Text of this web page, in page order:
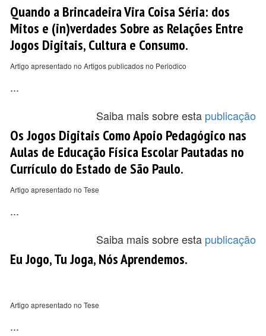
Quando a Brincadeira Vira Coisa Séria: dos
Mitos e (in)verdades Sobre as Relações Entre
Jogos Digitais, Cultura e Consumo.
Artigo apresentado no Artigos publicados no Periodico
...
Saiba mais sobre esta publicação
Os Jogos Digitais Como Apoio Pedagógico nas
Aulas de Educação Física Escolar Pautadas no
Currículo do Estado de São Paulo.
Artigo apresentado no Tese
...
Saiba mais sobre esta publicação
Eu Jogo, Tu Joga, Nós Aprendemos.
Artigo apresentado no Tese
...